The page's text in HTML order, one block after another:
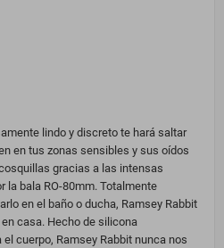
lindo y discreto te hará saltar
en tus zonas sensibles y sus oídos
gracias a las intensas
la bala RO-80mm. Totalmente
en el baño o ducha, Ramsey Rabbit
casa. Hecho de silicona
cuerpo, Ramsey Rabbit nunca nos